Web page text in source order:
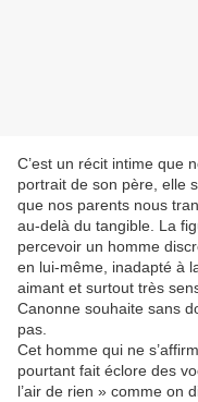
C’est un récit intime que
portrait de son père, elle
que nos parents nous
au-delà du tangible. La
percevoir un homme
en lui-même, inadapté à
aimant et surtout très
Canonne souhaite sans
pas.
Cet homme qui ne
pourtant fait éclore des
l’air de rien » comme on